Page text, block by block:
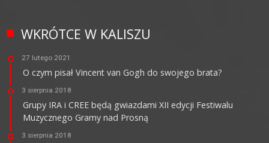
WKRÓTCE W KALISZU
27 lutego 2021
O czym pisał Vincent van Gogh do swojego brata?
3 sierpnia 2018
Grupy IRA i CREE będą gwiazdami XII edycji Festiwalu
Muzycznego Gramy nad Prosną
3 sierpnia 2018